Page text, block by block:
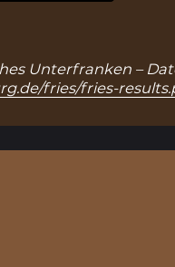
Unterfranken –
fries/fries-